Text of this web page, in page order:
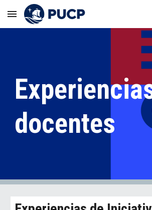
Skip to main content
docentes